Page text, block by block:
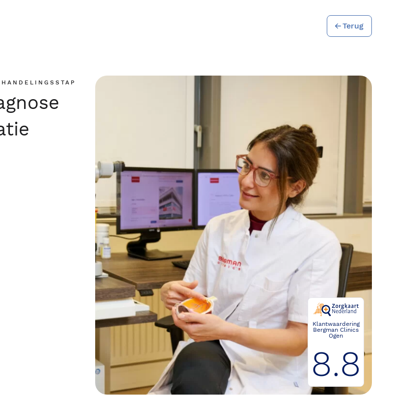
Terug
Klantwaardering
Bergman Clinics
Ogen
8.8